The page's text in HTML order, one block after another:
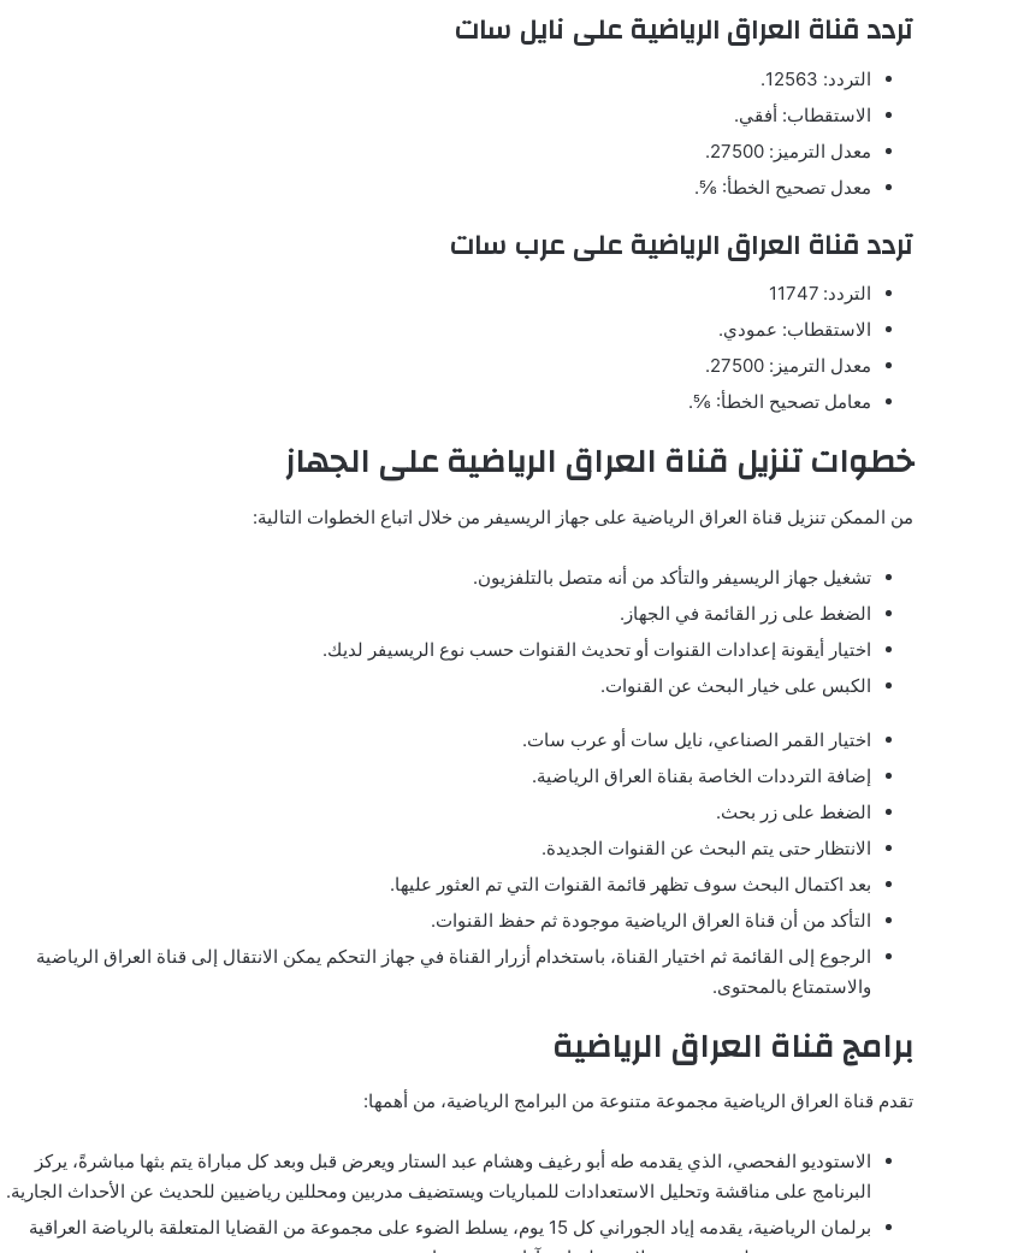
تردد قناة العراق الرياضية على نايل سات
التردد: 12563.
الاستقطاب: أفقي.
معدل الترميز: 27500.
معدل تصحيح الخطأ: ⅚.
تردد قناة العراق الرياضية على عرب سات
التردد: 11747
الاستقطاب: عمودي.
معدل الترميز: 27500.
معامل تصحيح الخطأ: ⅚.
خطوات تنزيل قناة العراق الرياضية على الجهاز
من الممكن تنزيل قناة العراق الرياضية على جهاز الريسيفر من خلال اتباع الخطوات التالية:
تشغيل جهاز الريسيفر والتأكد من أنه متصل بالتلفزيون.
الضغط على زر القائمة في الجهاز.
اختيار أيقونة إعدادات القنوات أو تحديث القنوات حسب نوع الريسيفر لديك.
الكبس على خيار البحث عن القنوات.
اختيار القمر الصناعي، نايل سات أو عرب سات.
إضافة الترددات الخاصة بقناة العراق الرياضية.
الضغط على زر بحث.
الانتظار حتى يتم البحث عن القنوات الجديدة.
بعد اكتمال البحث سوف تظهر قائمة القنوات التي تم العثور عليها.
التأكد من أن قناة العراق الرياضية موجودة ثم حفظ القنوات.
الرجوع إلى القائمة ثم اختيار القناة، باستخدام أزرار القناة في جهاز التحكم يمكن الانتقال إلى قناة العراق الرياضية
والاستمتاع بالمحتوى.
برامج قناة العراق الرياضية
تقدم قناة العراق الرياضية مجموعة متنوعة من البرامج الرياضية، من أهمها:
الاستوديو الفحصي، الذي يقدمه طه أبو رغيف وهشام عبد الستار ويعرض قبل وبعد كل مباراة يتم بثها مباشرةً، يركز
البرنامج على مناقشة وتحليل الاستعدادات للمباريات ويستضيف مدربين ومحللين رياضيين للحديث عن الأحداث الجارية.
برلمان الرياضية، يقدمه إياد الجوراني كل 15 يوم، يسلط الضوء على مجموعة من القضايا المتعلقة بالرياضة العراقية